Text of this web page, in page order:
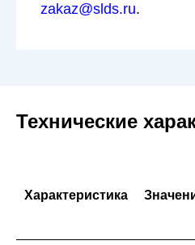
zakaz@slds.ru.
Технические
Характеристика